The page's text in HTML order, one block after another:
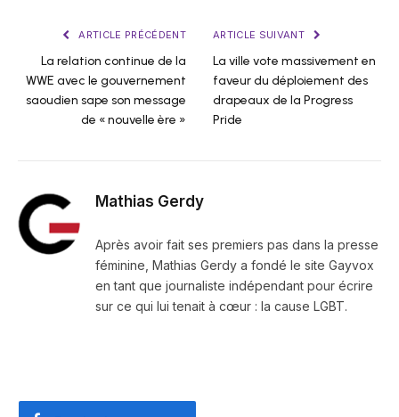
ARTICLE PRÉCÉDENT
La relation continue de la
WWE avec le gouvernement
saoudien sape son message
de « nouvelle ère »
ARTICLE SUIVANT
La ville vote massivement en
faveur du déploiement des
drapeaux de la Progress
Pride
Mathias Gerdy
Après avoir fait ses premiers pas dans la presse
féminine, Mathias Gerdy a fondé le site Gayvox
en tant que journaliste indépendant pour écrire
sur ce qui lui tenait à cœur : la cause LGBT.